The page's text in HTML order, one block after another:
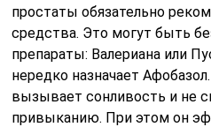
простаты обязательно
средства. Это могут быть
препараты: Валериана или
нередко назначает
вызывает сонливость и не
привыканию. При этом он